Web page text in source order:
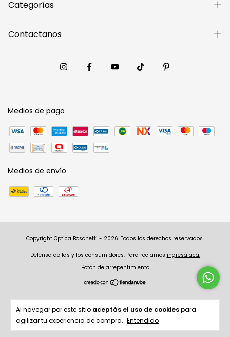
Al navegar por este sitio aceptás el uso de cookiespara
agilizar tu experiencia de compra. Entendido
Categorías
Contactanos
Medios de pago
Medios de envío
Copyright Optica Boschetti - 2026. Todos los derechos reservados.
Defensa de las y los consumidores. Para reclamos ingresá acá.
Botón de arrepentimiento